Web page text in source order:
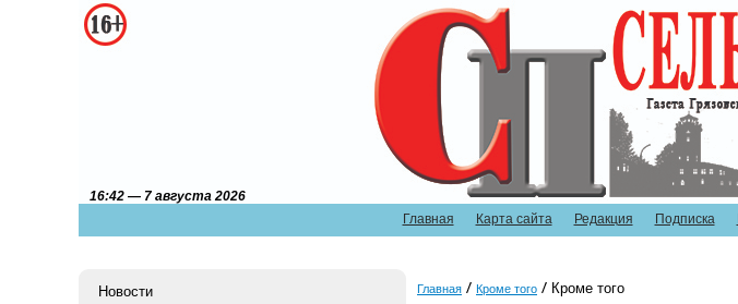
Главная Карта сайта Редакция Подписка
16:42 — 7 августа 2026
Новости
Главная Кроме того Кроме того